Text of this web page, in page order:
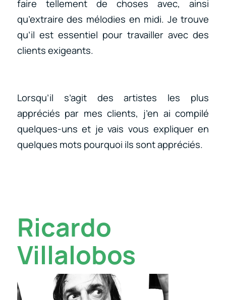
faire tellement de choses avec, ainsi
qu’extraire des mélodies en midi. Je trouve
qu’il est essentiel pour travailler avec des
clients exigeants.
Lorsqu’il s’agit des artistes les plus
appréciés par mes clients, j’en ai compilé
quelques-uns et je vais vous expliquer en
quelques mots pourquoi ils sont appréciés.
Ricardo
Villalobos